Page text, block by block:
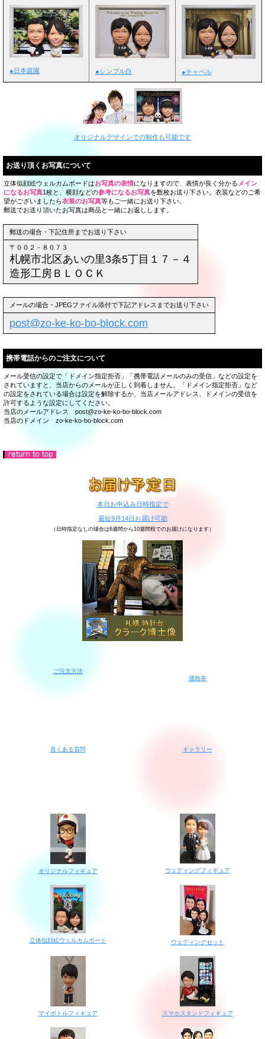
●日本庭園 ●シンプル白 ●チャペル
オリジナルデザインでの制作も可能です
お送り頂くお写真について
立体似顔絵ウェルカムボードはお写真の表情になりますので、表情が良く分かる メイン
になるお写真1枚と、横顔などの参考になるお写真を数枚お送り下さい。衣装などのご希
望がございましたら衣装のお写真等もご一緒にお送り下さい。
郵送でお送り頂いたお写真は商品と一緒にお返しします。
郵送の場合・下記住所までお送り下さい
〒００２－８０７３
札幌市北区あいの里3条5丁目１７－４
造形工房ＢＬＯＣＫ
メールの場合・JPEGファイル添付で下記アドレスまでお送り下さい
post@zo-ke-ko-bo-block.com
携帯電話からのご注文について
メール受信の設定で「ドメイン指定拒否」「携帯電話メールのみの受信」などの設定を
されていますと、当店からのメールが正しく到着しません。「ドメイン指定拒否」など
の設定をされている場合は設定を解除するか、当店メールアドレス、ドメインの受信を
許可するような設定にしてください。
当店のメールアドレス post@zo-ke-ko-bo-block.com
当店のドメイン zo-ke-ko-bo-block.com
本日お申込み日時指定で
最短9月14日お届け可能
（日時指定なしの場合は6週間から10週間程でのお届けになります）
ご注文方法
価格表
良くある質問 ギャラリー
オリジナルフィギュア ウェディングフィギュア
立体似顔絵ウェルカムボード ウェディングセット
マイボトルフィギュア スマホスタンドフィギュア